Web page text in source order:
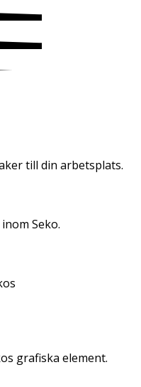
till din arbetsplats.
Seko.
grafiska element.